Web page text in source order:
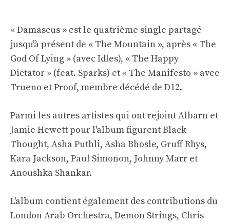
« Damascus » est le quatrième single partagé
jusqu'à présent de « The Mountain », après « The
God Of Lying » (avec Idles), « The Happy
Dictator » (feat. Sparks) et « The Manifesto » avec
Trueno et Proof, membre décédé de D12.
Parmi les autres artistes qui ont rejoint Albarn et
Jamie Hewett pour l'album figurent Black
Thought, Asha Puthli, Asha Bhosle, Gruff Rhys,
Kara Jackson, Paul Simonon, Johnny Marr et
Anoushka Shankar.
L'album contient également des contributions du
London Arab Orchestra, Demon Strings, Chris